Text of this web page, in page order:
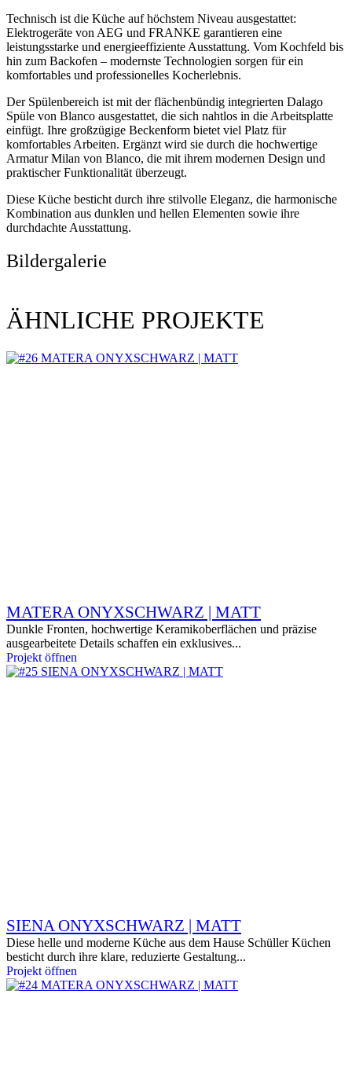
Technisch ist die Küche auf höchstem Niveau ausgestattet:
Elektrogeräte von AEG und FRANKE garantieren eine
leistungsstarke und energieeffiziente Ausstattung. Vom Kochfeld bis
hin zum Backofen – modernste Technologien sorgen für ein
komfortables und professionelles Kocherlebnis.
Der Spülenbereich ist mit der flächenbündig integrierten Dalago
Spüle von Blanco ausgestattet, die sich nahtlos in die Arbeitsplatte
einfügt. Ihre großzügige Beckenform bietet viel Platz für
komfortables Arbeiten. Ergänzt wird sie durch die hochwertige
Armatur Milan von Blanco, die mit ihrem modernen Design und
praktischer Funktionalität überzeugt.
Diese Küche besticht durch ihre stilvolle Eleganz, die harmonische
Kombination aus dunklen und hellen Elementen sowie ihre
durchdachte Ausstattung.
Bildergalerie
ÄHNLICHE PROJEKTE
MATERA ONYXSCHWARZ | MATT
Dunkle Fronten, hochwertige Keramikoberflächen und präzise
ausgearbeitete Details schaffen ein exklusives...
Projekt öffnen
SIENA ONYXSCHWARZ | MATT
Diese helle und moderne Küche aus dem Hause Schüller Küchen
besticht durch ihre klare, reduzierte Gestaltung...
Projekt öffnen